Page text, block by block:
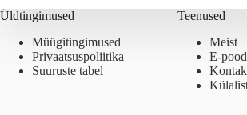
Üldtingimused
Müügitingimused
Privaatsuspoliitika
Suuruste tabel
Teenused
Meist
E-pood